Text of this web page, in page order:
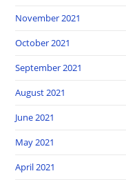
November 2021
October 2021
September 2021
August 2021
June 2021
May 2021
April 2021